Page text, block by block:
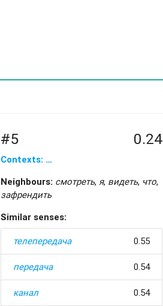
#5 0.24
Contexts: …
Neighbours: смотреть, я, видеть, что,
зафрендить
Similar senses:
телепередача 0.55
передача 0.54
канал 0.54